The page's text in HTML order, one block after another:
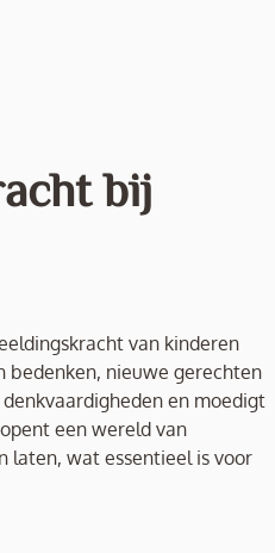
bij
van kinderen
bedenken, nieuwe gerechten
en moedigt
een wereld van
laten, wat essentieel is voor